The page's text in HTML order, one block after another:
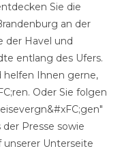
Sie die
an der
der Havel und
entlang des Ufers.
Ihnen gerne,
Oder Sie folgen
Presse sowie
Unterseite